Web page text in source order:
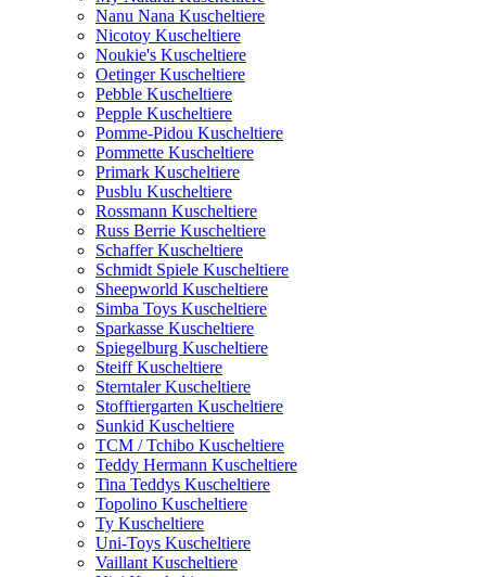
Nanu Nana Kuscheltiere
Nicotoy Kuscheltiere
Noukie's Kuscheltiere
Oetinger Kuscheltiere
Pebble Kuscheltiere
Pepple Kuscheltiere
Pomme-Pidou Kuscheltiere
Pommette Kuscheltiere
Primark Kuscheltiere
Pusblu Kuscheltiere
Rossmann Kuscheltiere
Russ Berrie Kuscheltiere
Schaffer Kuscheltiere
Schmidt Spiele Kuscheltiere
Sheepworld Kuscheltiere
Simba Toys Kuscheltiere
Sparkasse Kuscheltiere
Spiegelburg Kuscheltiere
Steiff Kuscheltiere
Sterntaler Kuscheltiere
Stofftiergarten Kuscheltiere
Sunkid Kuscheltiere
TCM / Tchibo Kuscheltiere
Teddy Hermann Kuscheltiere
Tina Teddys Kuscheltiere
Topolino Kuscheltiere
Ty Kuscheltiere
Uni-Toys Kuscheltiere
Vaillant Kuscheltiere